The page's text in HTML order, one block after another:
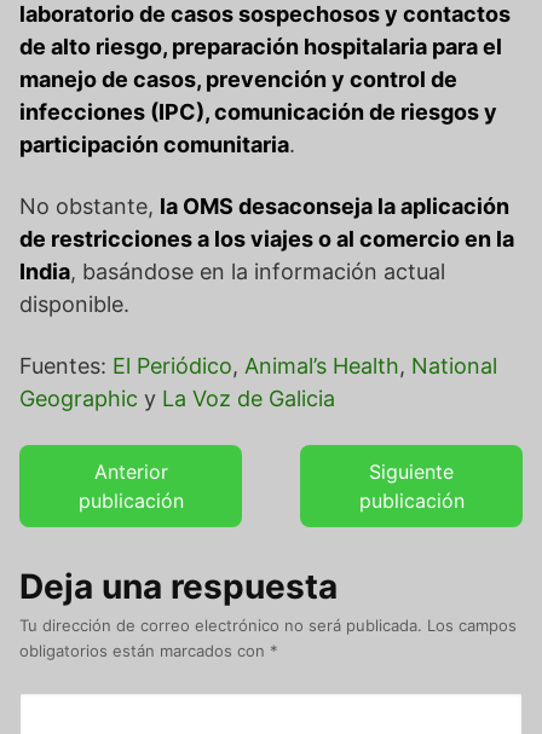
laboratorio de casos sospechosos y contactos
de alto riesgo, preparación hospitalaria para el
manejo de casos, prevención y control de
infecciones (IPC), comunicación de riesgos y
participación comunitaria.
No obstante, la OMS desaconseja la aplicación
de restricciones a los viajes o al comercio en la
India, basándose en la información actual
disponible.
Fuentes: El Periódico, Animal’s Health, National
Geographic y La Voz de Galicia
Anterior
publicación
Siguiente
publicación
Deja una respuesta
Tu dirección de correo electrónico no será publicada. Los campos
obligatorios están marcados con *